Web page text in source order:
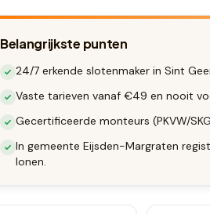
Belangrijkste punten
24/7 erkende slotenmaker in Sint
Vaste tarieven vanaf €49 en nooit
Gecertificeerde monteurs (PKVW/
In gemeente Eijsden-Margraten
lonen.